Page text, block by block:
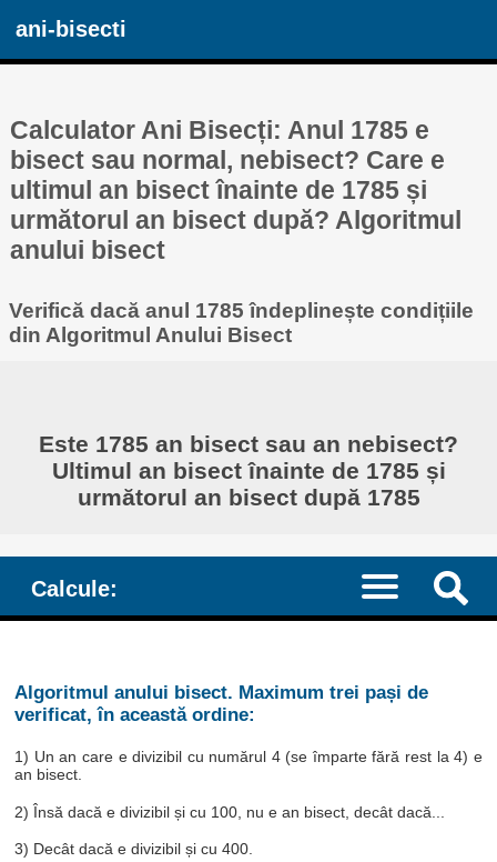
ani-bisecti
Calculator Ani Bisecți: Anul 1785 e
bisect sau normal, nebisect? Care e
ultimul an bisect înainte de 1785 și
următorul an bisect după? Algoritmul
anului bisect
Verifică dacă anul 1785 îndeplinește condițiile
din Algoritmul Anului Bisect
Este 1785 an bisect sau an nebisect?
Ultimul an bisect înainte de 1785 și
următorul an bisect după 1785
Calcule:
Algoritmul anului bisect. Maximum trei pași de
verificat, în această ordine:
1) Un an care e divizibil cu numărul 4 (se împarte fără rest la 4) e
an bisect.
2) Însă dacă e divizibil și cu 100, nu e an bisect, decât dacă...
3) Decât dacă e divizibil și cu 400.